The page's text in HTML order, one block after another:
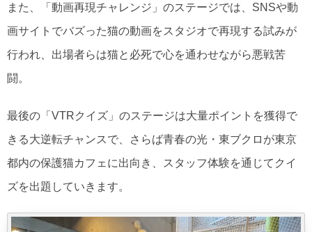
また、「動画再現チャレンジ」のステージでは、SNSや動
画サイトでバズった猫の動画をスタジオで再現する試みが
行われ、出場者らは猫と必死で心を通わせながら悪戦苦
闘。
最後の「VTRクイズ」のステージは大量ポイントを獲得で
きる大逆転チャンスで、さらば青春の光・東ブクロが東京
都内の保護猫カフェに出向き、スタッフ体験を通じてクイ
ズを出題していきます。